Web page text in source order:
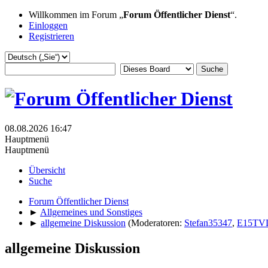
Willkommen im Forum „Forum Öffentlicher Dienst“.
Einloggen
Registrieren
08.08.2026 16:47
Hauptmenü
Hauptmenü
Übersicht
Suche
Forum Öffentlicher Dienst
► Allgemeines und Sonstiges
► allgemeine Diskussion (Moderatoren: Stefan35347,
allgemeine Diskussion